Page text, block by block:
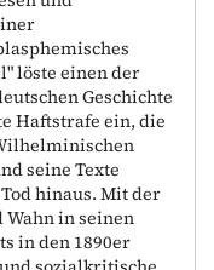
löste einen der
Geschichte
Haftstrafe ein, die
seine Texte
hinaus. Mit der
in seinen
in den 1890er